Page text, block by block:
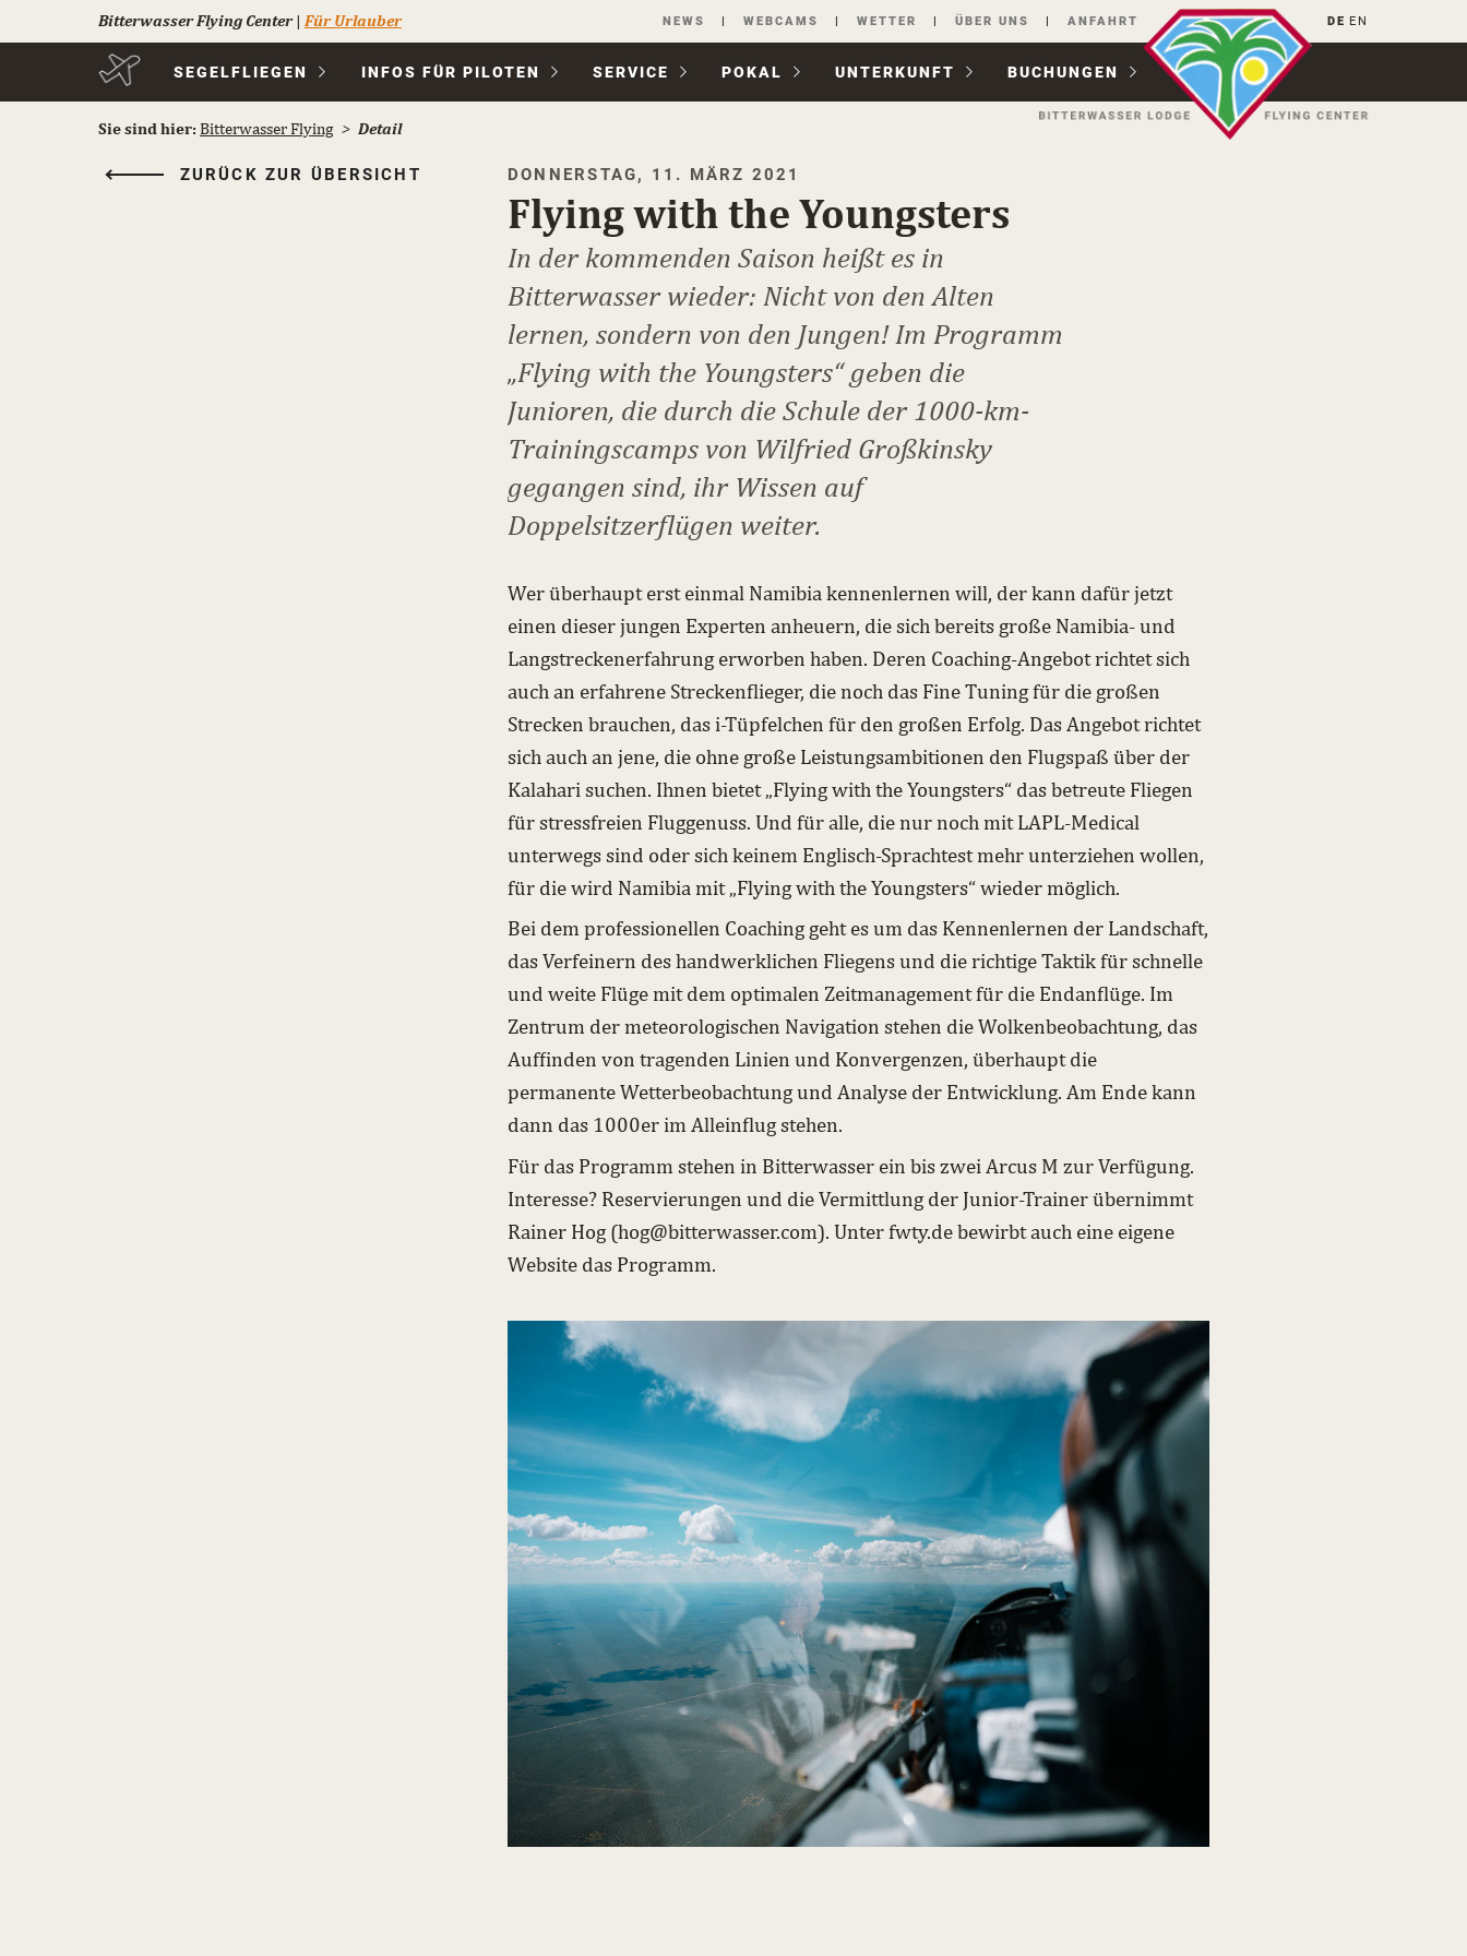
Bitterwasser Flying Center| Für Urlauber
Navigation
überspringen
NEWS WEBCAMS WETTER ÜBER UNS ANFAHRT DE EN
Navigation
SEGELFLIEGEN INFOS FÜR PILOTEN SERVICE POKAL UNTER­KUNFT BUCHUNGEN
Sie sind hier: Bitterwasser Flying Detail
ZURÜCK ZUR ÜBERSICHT DONNERSTAG, 11. MÄRZ 2021
Flying with the Youngsters
In der kommenden Saison heißt es in
Bitterwasser wieder: Nicht von den Alten
lernen, sondern von den Jungen! Im Programm
„Flying with the Youngsters“ geben die
Junioren, die durch die Schule der 1000-km-
Trainingscamps von Wilfried Großkinsky
gegangen sind, ihr Wissen auf
Doppelsitzerflügen weiter.
Wer überhaupt erst einmal Namibia kennenlernen will, der kann dafür jetzt
einen dieser jungen Experten anheuern, die sich bereits große Namibia- und
Langstreckenerfahrung erworben haben. Deren Coaching-Angebot richtet sich
auch an erfahrene Streckenflieger, die noch das Fine Tuning für die großen
Strecken brauchen, das i-Tüpfelchen für den großen Erfolg. Das Angebot richtet
sich auch an jene, die ohne große Leistungsambitionen den Flugspaß über der
Kalahari suchen. Ihnen bietet „Flying with the Youngsters“ das betreute Fliegen
für stressfreien Fluggenuss. Und für alle, die nur noch mit LAPL-Medical
unterwegs sind oder sich keinem Englisch-Sprachtest mehr unterziehen wollen,
für die wird Namibia mit „Flying with the Youngsters“ wieder möglich.
Bei dem professionellen Coaching geht es um das Kennenlernen der Landschaft,
das Verfeinern des handwerklichen Fliegens und die richtige Taktik für schnelle
und weite Flüge mit dem optimalen Zeitmanagement für die Endanflüge. Im
Zentrum der meteorologischen Navigation stehen die Wolkenbeobachtung, das
Auffinden von tragenden Linien und Konvergenzen, überhaupt die
permanente Wetterbeobachtung und Analyse der Entwicklung. Am Ende kann
dann das 1000er im Alleinflug stehen.
Für das Programm stehen in Bitterwasser ein bis zwei Arcus M zur Verfügung.
Interesse? Reservierungen und die Vermittlung der Junior-Trainer übernimmt
Rainer Hog (hog@bitterwasser.com). Unterfwty.debewirbt auch eine eigene
Website das Programm.